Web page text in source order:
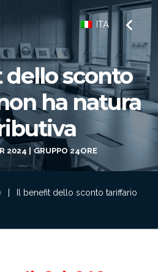
ITA
sconto
ha natura
2024 GRUPPO 24ORE
Il benefit dello sconto tariffario